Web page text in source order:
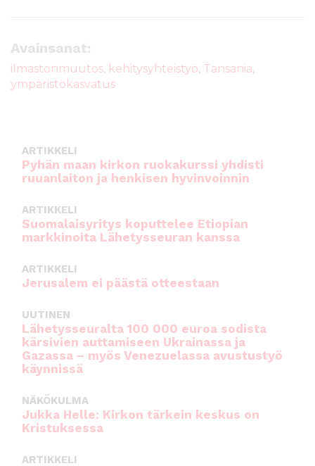
e
b
o
te
r
A
Avainsanat:
ilmastonmuutos, kehitysyhteistyö, Tansania,
ympäristökasvatus
ARTIKKELI
Pyhän maan kirkon ruokakurssi yhdisti
ruuanlaiton ja henkisen hyvinvoinnin
ARTIKKELI
Suomalaisyritys koputtelee Etiopian
markkinoita Lähetysseuran kanssa
ARTIKKELI
Jerusalem ei päästä otteestaan
UUTINEN
Lähetysseuralta 100 000 euroa sodista
kärsivien auttamiseen Ukrainassa ja
Gazassa – myös Venezuelassa avustustyö
käynnissä
NÄKÖKULMA
Jukka Helle: Kirkon tärkein keskus on
Kristuksessa
ARTIKKELI